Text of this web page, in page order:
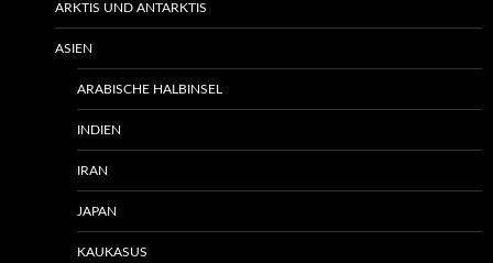
ARKTIS UND ANTARKTIS
ASIEN
ARABISCHE HALBINSEL
INDIEN
IRAN
JAPAN
KAUKASUS